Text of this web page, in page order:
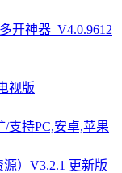
开神器_V4.0.9612
视版
支持PC,安卓,苹果
）V3.2.1 更新版